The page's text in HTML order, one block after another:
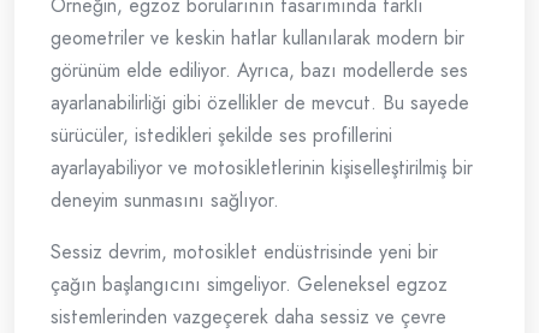
Örneğin, egzoz borularının tasarımında farklı
geometriler ve keskin hatlar kullanılarak modern bir
görünüm elde ediliyor. Ayrıca, bazı modellerde ses
ayarlanabilirliği gibi özellikler de mevcut. Bu sayede
sürücüler, istedikleri şekilde ses profillerini
ayarlayabiliyor ve motosikletlerinin kişiselleştirilmiş bir
deneyim sunmasını sağlıyor.
Sessiz devrim, motosiklet endüstrisinde yeni bir
çağın başlangıcını simgeliyor. Geleneksel egzoz
sistemlerinden vazgeçerek daha sessiz ve çevre